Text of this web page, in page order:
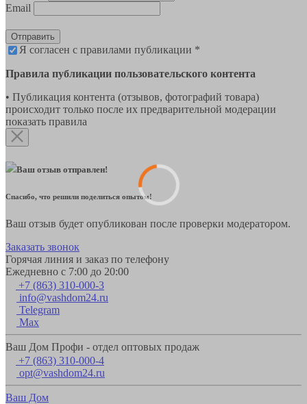
Email
Отправить
Я согласен с правилами публикации *
Правила публикации пользовательского контента
• Публикация контента (отзывов, фотографий товара)
происходит только после их предварительной модерации
показать правила
Ваш отзыв отправлен!
Спасибо, что решили поделиться опытом!
Ваш отзыв будет опубликован после проверки модератором.
Заказать звонок
Горячая линия и заказ по телефону
Ежедневно с 7:00 до 20:00
+7 (863) 310-000-3
info@vashdom24.ru
Telegram
Max
Ваш Дом Профи - отдел оптовых продаж
+7 (863) 310-000-4
opt@vashdom24.ru
Ваш Дом